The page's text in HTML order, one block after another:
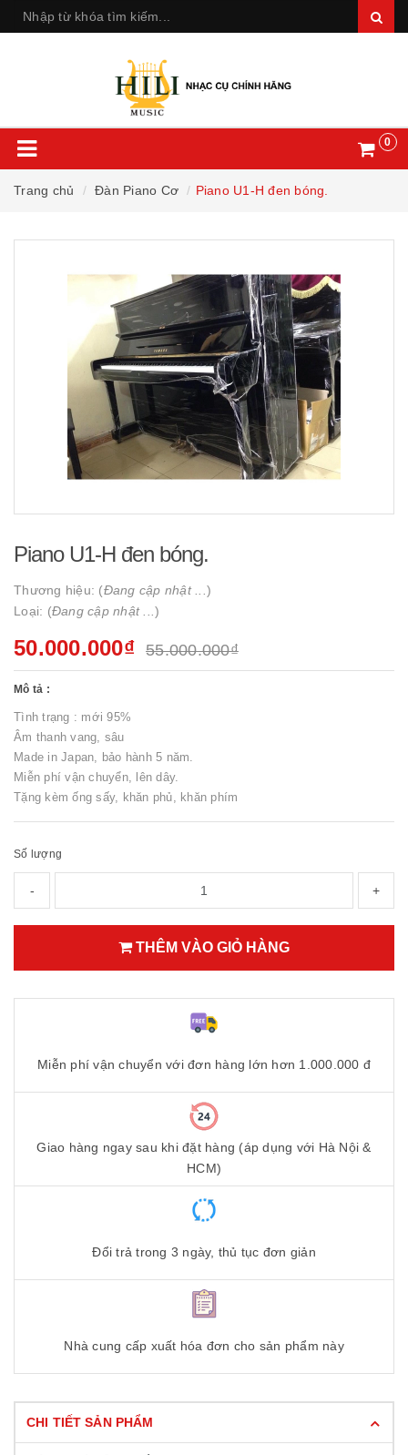
0
Trang chủ Đàn Piano Cơ Piano U1-H đen bóng.
Piano U1-H đen bóng.
Thương hiệu: (Đang cập nhật ... )
Loại: (Đang cập nhật ... )
50.000.000₫ 55.000.000₫
Mô tả :
Tình trạng : mới 95%
Âm thanh vang, sâu
Made in Japan, bảo hành 5 năm.
Miễn phí vận chuyển, lên dây.
Tặng kèm ống sấy, khăn phủ, khăn phím
Số lượng
- +
THÊM VÀO GIỎ HÀNG
Miễn phí vận chuyển với đơn hàng lớn hơn 1.000.000 đ
Giao hàng ngay sau khi đặt hàng (áp dụng với Hà Nội &
HCM)
Đổi trả trong 3 ngày, thủ tục đơn giản
Nhà cung cấp xuất hóa đơn cho sản phẩm này
CHI TIẾT SẢN PHẨM